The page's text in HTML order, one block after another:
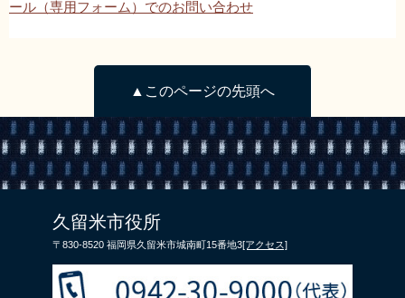
ール（専用フォーム）でのお問い合わせ
▲このページの先頭へ
久留米市役所
〒830-8520 福岡県久留米市城南町15番地3[アクセス]